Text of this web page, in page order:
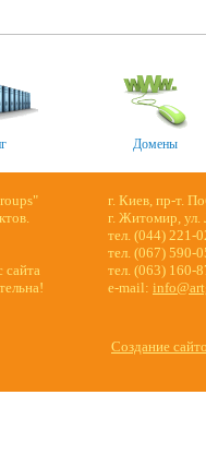
Домены
сайта
г. Киев, пр-т.
г. Житомир, ул.
тел. (044) 221-
тел. (067) 590-
тел. (063) 160-
e-mail:
Создание